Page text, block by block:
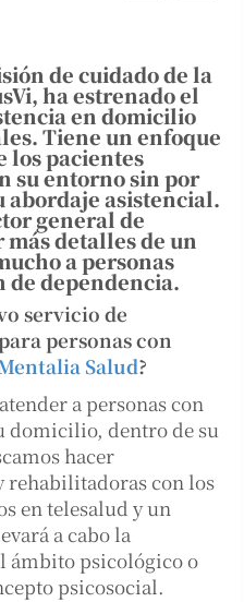
de cuidado de la
ha estrenado el
en domicilio
Tiene un enfoque
los pacientes
su entorno sin por
abordaje asistencial.
general de
detalles de un
a personas
de dependencia.
servicio de
personas con
Salud?
a personas con
domicilio, dentro de su
hacer
rehabilitadoras con los
en telesalud y un
a cabo la
ámbito psicológico o
psicosocial.